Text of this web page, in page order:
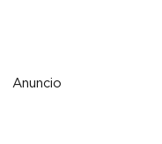
Anuncio